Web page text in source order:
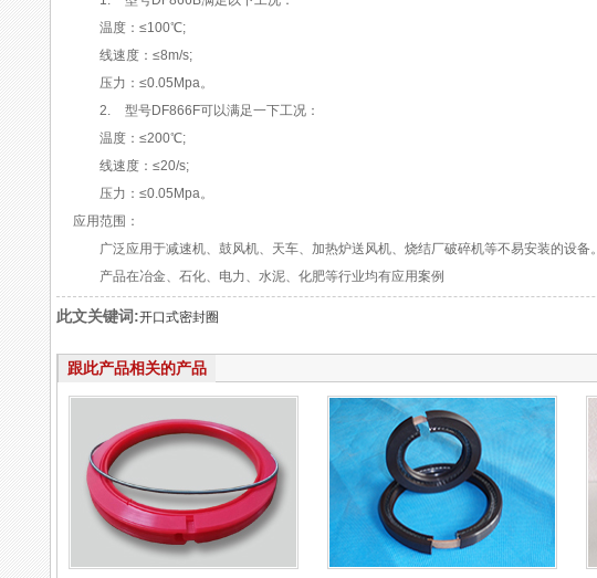
温度：≤100℃;
线速度：≤8m/s;
压力：≤0.05Mpa。
2. 型号DF866F可以满足一下工况：
温度：≤200℃;
线速度：≤20/s;
压力：≤0.05Mpa。
应用范围：
广泛应用于减速机、鼓风机、天车、加热炉送风机、烧结厂破碎机等不易安装的设备。
产品在冶金、石化、电力、水泥、化肥等行业均有应用案例
此文关键词:开口式密封圈
跟此产品相关的产品